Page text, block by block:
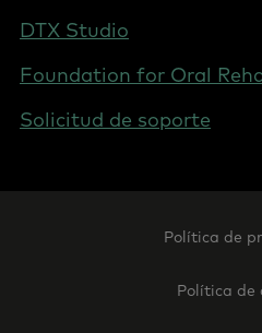
DTX Studio
Foundation for Oral
Solicitud de soporte
Política de
Política de